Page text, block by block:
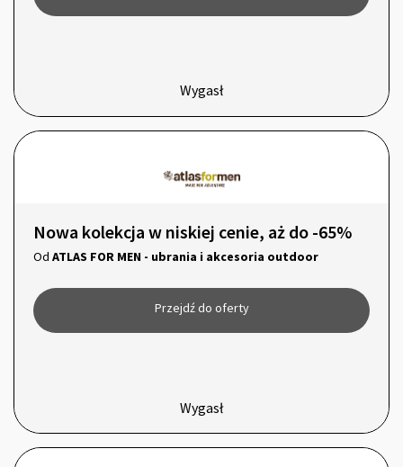
Wygasł
Nowa kolekcja w niskiej cenie, aż do -65%
Od ATLAS FOR MEN - ubrania i akcesoria outdoor
Przejdź do oferty
Wygasł